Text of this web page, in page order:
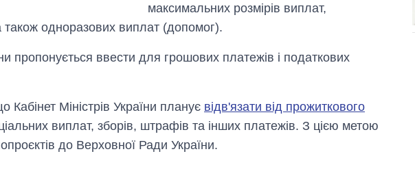
максимальних розмірів виплат,
також одноразових виплат (допомог).
пропонується ввести для грошових платежів і податкових
Міністрів України планує відв'язати від прожиткового
виплат, зборів, штрафів та інших платежів. З цією метою
до Верховної Ради України.